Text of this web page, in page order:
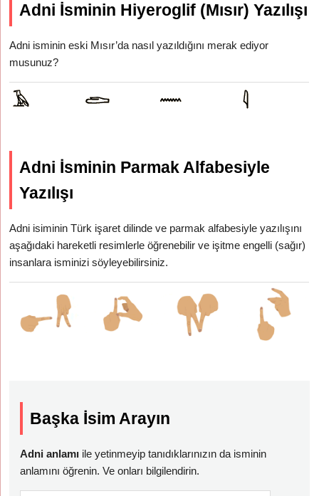
Adni İsminin Hiyeroglif (Mısır) Yazılışı
Adni isminin eski Mısır’da nasıl yazıldığını merak ediyor
musunuz?
Adni İsminin Parmak Alfabesiyle
Yazılışı
Adni isiminin Türk işaret dilinde ve parmak alfabesiyle yazılışını
aşağıdaki hareketli resimlerle öğrenebilir ve işitme engelli (sağır)
insanlara isminizi söyleyebilirsiniz.
Başka İsim Arayın
Adni anlamı ile yetinmeyip tanıdıklarınızın da isminin
anlamını öğrenin. Ve onları bilgilendirin.